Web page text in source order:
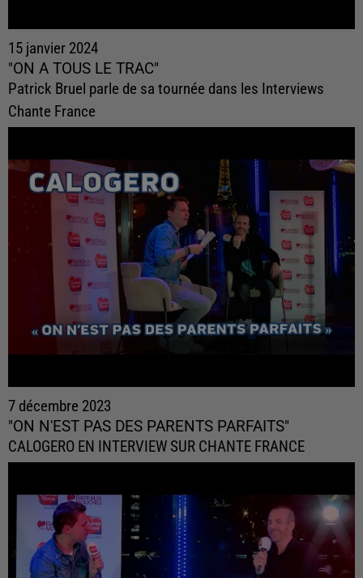
15 janvier 2024
"ON A TOUS LE TRAC"
Patrick Bruel parle de sa tournée dans les Interviews
Chante France
7 décembre 2023
"ON N'EST PAS DES PARENTS PARFAITS"
CALOGERO EN INTERVIEW SUR CHANTE FRANCE